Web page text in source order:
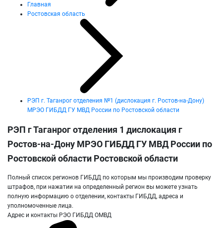
Главная
Ростовская область
РЭП г. Таганрог отделения №1 (дислокация г. Ростов-на-Дону)
МРЭО ГИБДД ГУ МВД России по Ростовской области
РЭП г Таганрог отделения 1 дислокация г
Ростов-на-Дону МРЭО ГИБДД ГУ МВД России по
Ростовской области Ростовской области
Полный список регионов ГИБДД по которым мы производим проверку
штрафов, при нажатии на определенный регион вы можете узнать
полную информацию о отделении, контакты ГИБДД, адреса и
уполномоченные лица.
Адрес и контакты РЭО ГИБДД ОМВД